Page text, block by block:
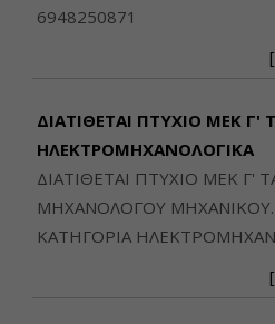
6948250871
ΔΙΑΤΙΘΕΤΑΙ ΠΤΥΧΙΟ ΜΕΚ Γ'
ΗΛΕΚΤΡΟΜΗΧΑΝΟΛΟΓΙΚΑ
ΔΙΑΤΙΘΕΤΑΙ ΠΤΥΧΙΟ ΜΕΚ Γ'
ΜΗΧΑΝΟΛΟΓΟΥ ΜΗΧΑΝΙΚΟΥ.
ΚΑΤΗΓΟΡΙΑ